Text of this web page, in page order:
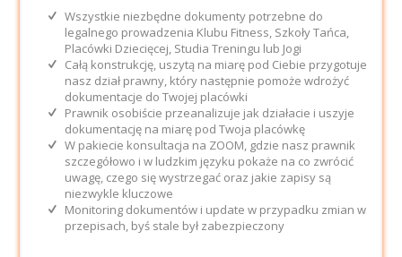
Wszystkie niezbędne dokumenty potrzebne do
legalnego prowadzenia Klubu Fitness, Szkoły Tańca,
Placówki Dziecięcej, Studia Treningu lub Jogi
Całą konstrukcję, uszytą na miarę pod Ciebie przygotuje
nasz dział prawny, który następnie pomoże wdrożyć
dokumentacje do Twojej placówki
Prawnik osobiście przeanalizuje jak działacie i uszyje
dokumentację na miarę pod Twoja placówkę
W pakiecie konsultacja na ZOOM, gdzie nasz prawnik
szczegółowo i w ludzkim języku pokaże na co zwrócić
uwagę, czego się wystrzegać oraz jakie zapisy są
niezwykle kluczowe
Monitoring dokumentów i update w przypadku zmian w
przepisach, byś stale był zabezpieczony